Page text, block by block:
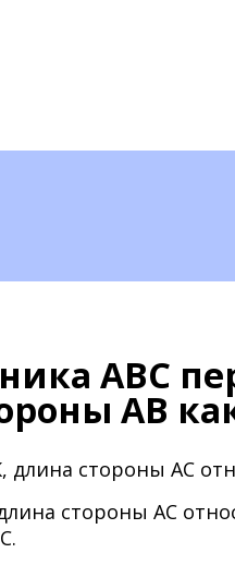
АВС
АВ
стороны АС